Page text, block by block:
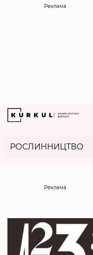
Реклама
РОСЛИННИЦТВО
Реклама